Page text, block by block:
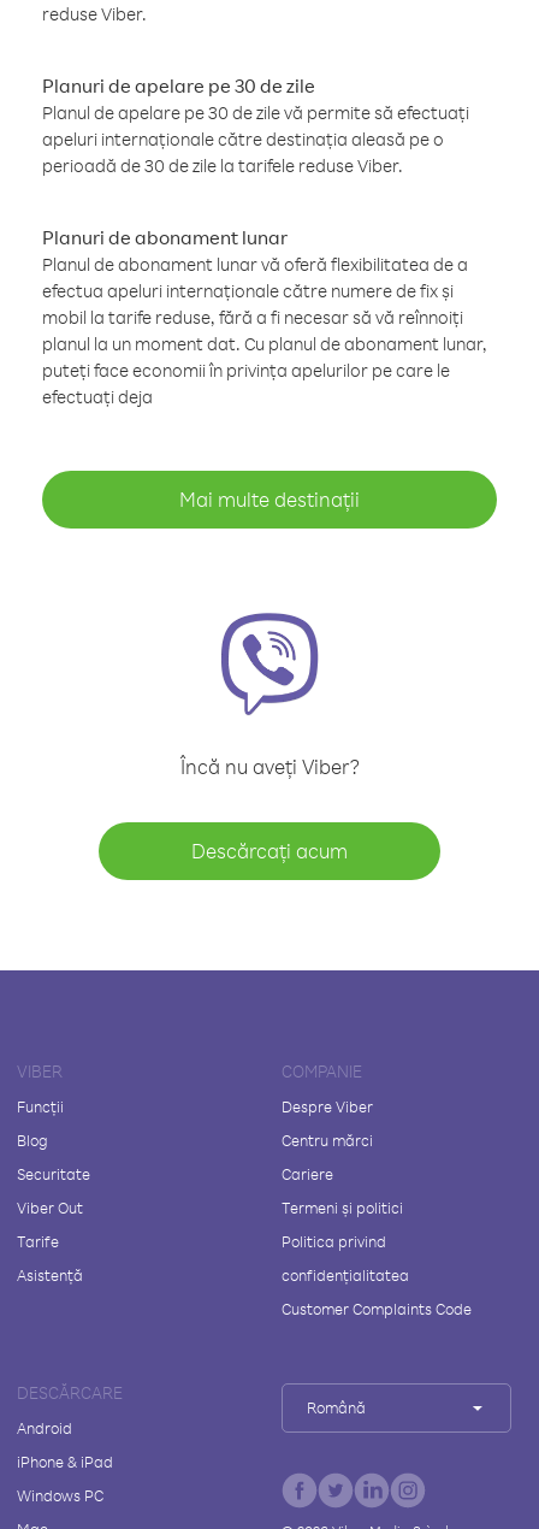
reduse Viber.
Planuri de apelare pe 30 de zile
Planul de apelare pe 30 de zile vă permite să efectuați
apeluri internaționale către destinația aleasă pe o
perioadă de 30 de zile la tarifele reduse Viber.
Planuri de abonament lunar
Planul de abonament lunar vă oferă flexibilitatea de a
efectua apeluri internaționale către numere de fix și
mobil la tarife reduse, fără a fi necesar să vă reînnoiți
planul la un moment dat. Cu planul de abonament lunar,
puteți face economii în privința apelurilor pe care le
efectuați deja
Mai multe destinații
Încă nu aveți Viber?
Descărcați acum
VIBER
Funcții
Blog
Securitate
Viber Out
Tarife
Asistență
COMPANIE
Despre Viber
Centru mărci
Cariere
Termeni și politici
Politica privind
confidențialitatea
Customer Complaints Code
DESCĂRCARE
Android
iPhone & iPad
Windows PC
Română